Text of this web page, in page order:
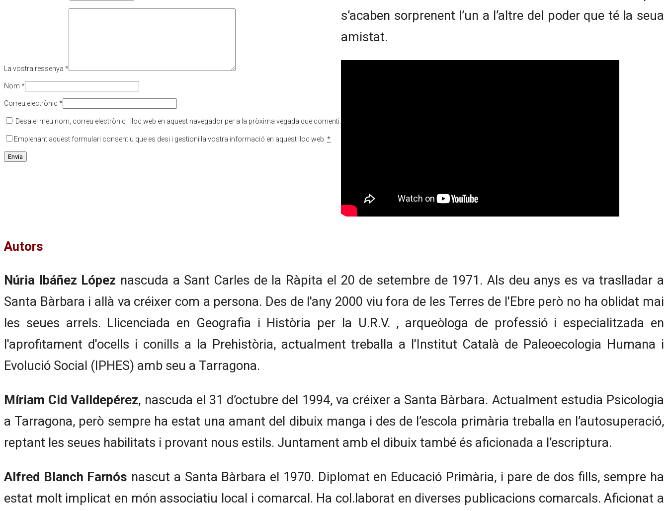
La vostra ressenya *
Nom *
Correu electrònic *
Desa el meu nom, correu electrònic i lloc web en aquest navegador per a la pròxima vegada que comenti.
Emplenant aquest formulari consentiu que es desi i gestioni la vostra informació en aquest lloc web. *
s’acaben sorprenent l’un a l’altre del poder que té la seua
amistat.
Autors
Núria Ibáñez López nascuda a Sant Carles de la Ràpita el 20 de setembre de 1971. Als deu anys es va traslladar a
Santa Bàrbara i allà va créixer com a persona. Des de l'any 2000 viu fora de les Terres de l'Ebre però no ha oblidat mai
les seues arrels. Llicenciada en Geografia i Història per la U.R.V. , arqueòloga de professió i especialitzada en
l'aprofitament d'ocells i conills a la Prehistòria, actualment treballa a l'Institut Català de Paleoecologia Humana i
Evolució Social (IPHES) amb seu a Tarragona.
Míriam Cid Valldepérez, nascuda el 31 d’octubre del 1994, va créixer a Santa Bàrbara. Actualment estudia Psicologia
a Tarragona, però sempre ha estat una amant del dibuix manga i des de l’escola primària treballa en l’autosuperació,
reptant les seues habilitats i provant nous estils. Juntament amb el dibuix també és aficionada a l’escriptura.
Alfred Blanch Farnós nascut a Santa Bàrbara el 1970. Diplomat en Educació Primària, i pare de dos fills, sempre ha
estat molt implicat en món associatiu local i comarcal. Ha col.laborat en diverses publicacions comarcals. Aficionat a